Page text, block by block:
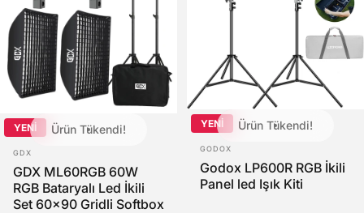
Ürün Tükendi!
YENİ
SATICI:
GDX
GDX ML60RGB 60W
RGB Bataryalı Led İkili
Set 60x90 Gridli Softbox
Ürün Tükendi!
YENİ
SATICI:
GODOX
Godox LP600R RGB İkili
Panel led Işık Kiti